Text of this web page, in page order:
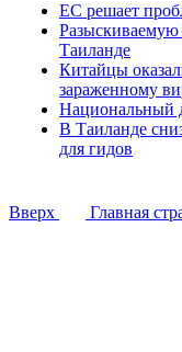
ЕС решает
Таиланде
Китайцы
зараженному
Национальный
В Таиланде
для гидов
Вверх Главная